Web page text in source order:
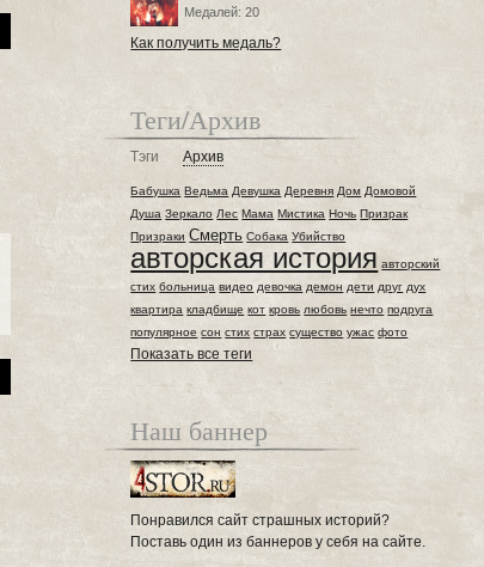
Медалей: 20
Как получить медаль?
Теги/Архив
Тэги Архив
Бабушка Ведьма Девушка Деревня Дом Домовой
Душа Зеркало Лес Мама Мистика Ночь Призрак
Призраки Смерть Собака Убийство
авторская история авторский
стих больница видео девочка демон дети друг дух
квартира кладбище кот кровь любовь нечто подруга
популярное сон стих страх существо ужас фото
Показать все теги
Наш баннер
Понравился сайт страшных историй?
Поставь один из баннеров у себя на сайте.